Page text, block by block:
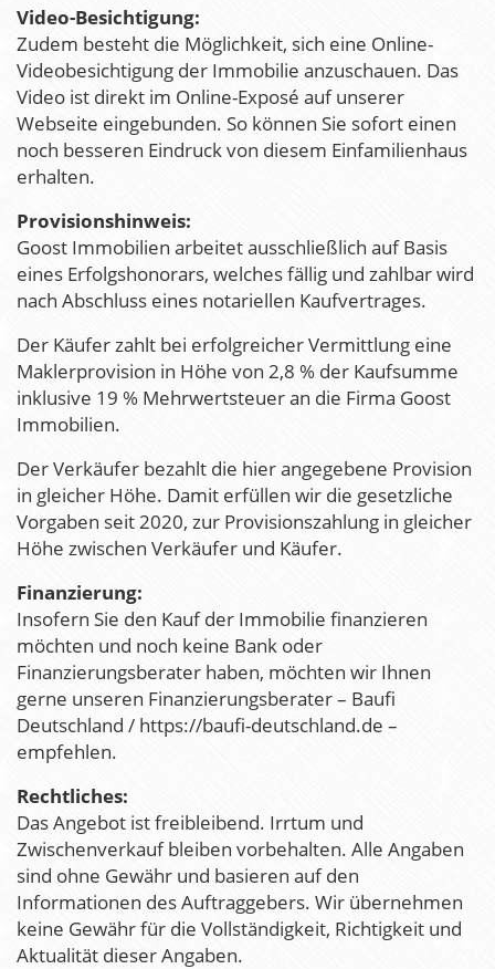
Video-Besichtigung:
Zudem besteht die Möglichkeit, sich eine Online-
Videobesichtigung der Immobilie anzuschauen. Das
Video ist direkt im Online-Exposé auf unserer
Webseite eingebunden. So können Sie sofort einen
noch besseren Eindruck von diesem Einfamilienhaus
erhalten.
Provisionshinweis:
Goost Immobilien arbeitet ausschließlich auf Basis
eines Erfolgshonorars, welches fällig und zahlbar wird
nach Abschluss eines notariellen Kaufvertrages.
Der Käufer zahlt bei erfolgreicher Vermittlung eine
Maklerprovision in Höhe von 2,8 % der Kaufsumme
inklusive 19 % Mehrwertsteuer an die Firma Goost
Immobilien.
Der Verkäufer bezahlt die hier angegebene Provision
in gleicher Höhe. Damit erfüllen wir die gesetzliche
Vorgaben seit 2020, zur Provisionszahlung in gleicher
Höhe zwischen Verkäufer und Käufer.
Finanzierung:
Insofern Sie den Kauf der Immobilie finanzieren
möchten und noch keine Bank oder
Finanzierungsberater haben, möchten wir Ihnen
gerne unseren Finanzierungsberater – Baufi
Deutschland / https://baufi-deutschland.de –
empfehlen.
Rechtliches:
Das Angebot ist freibleibend. Irrtum und
Zwischenverkauf bleiben vorbehalten. Alle Angaben
sind ohne Gewähr und basieren auf den
Informationen des Auftraggebers. Wir übernehmen
keine Gewähr für die Vollständigkeit, Richtigkeit und
Aktualität dieser Angaben.